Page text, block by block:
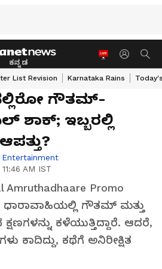
ಕನ್ನಡ
List Revision Karnataka Rains
ಗೌತಮ್-
ಶಾಕ್; ಇಬ್ಬರಲ್ಲಿ
Entertainment
AM IST
Amruthadhaare Promo
ಧಾರಾವಾಹಿಯಲ್ಲಿ ಗೌತಮ್ ಮತ್ತು
ಕಳೆಯುತ್ತಿದ್ದಾರೆ. ಆದರೆ,
ಕಾದಿದ್ದು, ಕಥೆಗೆ ಅನಿರೀಕ್ಷಿತ